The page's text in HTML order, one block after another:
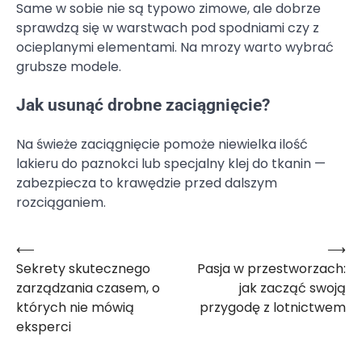
Same w sobie nie są typowo zimowe, ale dobrze
sprawdzą się w warstwach pod spodniami czy z
ocieplanymi elementami. Na mrozy warto wybrać
grubsze modele.
Jak usunąć drobne zaciągnięcie?
Na świeże zaciągnięcie pomoże niewielka ilość
lakieru do paznokci lub specjalny klej do tkanin —
zabezpiecza to krawędzie przed dalszym
rozciąganiem.
Nawigacja
wpisu
⟵
Sekrety skutecznego
zarządzania czasem, o
których nie mówią
eksperci
Pasja w przestworzach:
jak zacząć swoją
przygodę z lotnictwem
⟶